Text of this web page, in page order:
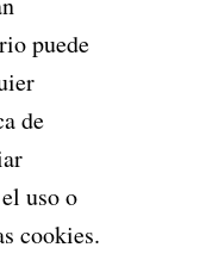
puede
de
uso o
cookies.